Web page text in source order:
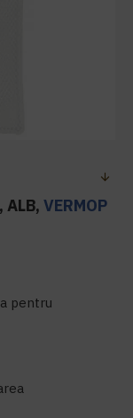
ALB, VERMOP
pentru